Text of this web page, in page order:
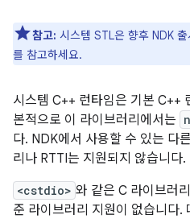
참고: 시스템 STL은 향후 NDK
를 참고하세요.
시스템 C++ 런타임은 기본 C++
본적으로 이 라이브러리에서는
다. NDK에서 사용할 수 있는 다
리나 RTTI는 지원되지 않습니다.
<cstdio> 와 같은 C 라이브러
준 라이브러리 지원이 없습니다.